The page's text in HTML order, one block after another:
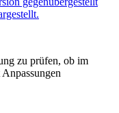
zu prüfen, ob im